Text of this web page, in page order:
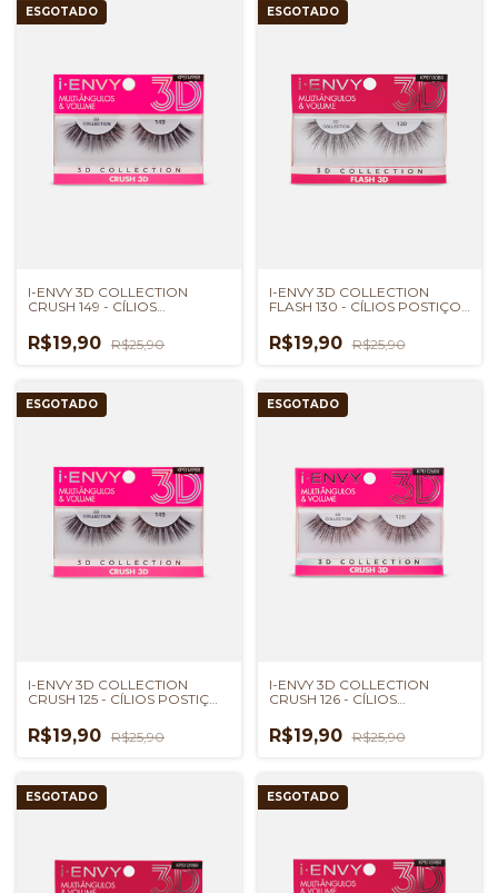
ESGOTADO
I-ENVY 3D COLLECTION
CRUSH 149 - CÍLIOS
R$19,90 R$25,90
ESGOTADO
I-ENVY 3D COLLECTION
FLASH 130 - CÍLIOS POSTIÇOS
R$19,90 R$25,90
ESGOTADO
I-ENVY 3D COLLECTION
CRUSH 125 - CÍLIOS POSTIÇOS
R$19,90 R$25,90
ESGOTADO
I-ENVY 3D COLLECTION
CRUSH 126 - CÍLIOS
R$19,90 R$25,90
ESGOTADO ESGOTADO